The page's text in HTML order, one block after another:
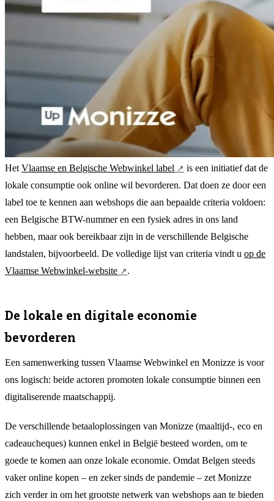
Het Vlaamse en Belgische Webwinkel label
is een initiatief dat de
lokale consumptie ook online wil bevorderen. Dat doen ze door een
label toe te kennen aan webshops die aan bepaalde criteria voldoen:
een Belgische BTW-nummer en een fysiek adres in ons land
hebben, maar ook bereikbaar zijn in de verschillende Belgische
landstalen, bijvoorbeeld. De volledige lijst van criteria vindt u op de
Vlaamse Webwinkel-website
.
De lokale en digitale economie
bevorderen
Een samenwerking tussen Vlaamse Webwinkel en Monizze is voor
ons logisch: beide actoren promoten lokale consumptie binnen een
digitaliserende maatschappij.
De verschillende betaaloplossingen van Monizze (maaltijd-, eco en
cadeaucheques) kunnen enkel in België besteed worden, om te
goede te komen aan onze lokale economie. Omdat Belgen steeds
vaker online kopen – en zeker sinds de pandemie – zet Monizze
zich verder in om het grootste netwerk van webshops aan te bieden